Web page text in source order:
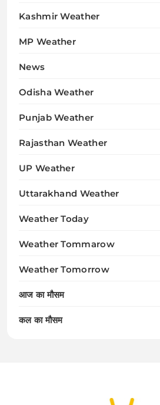
Kashmir Weather
MP Weather
News
Odisha Weather
Punjab Weather
Rajasthan Weather
UP Weather
Uttarakhand Weather
Weather Today
Weather Tommarow
Weather Tomorrow
आज का मौसम
कल का मौसम